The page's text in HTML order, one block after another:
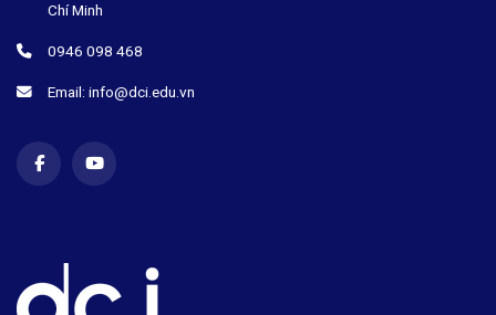
Chí Minh
0946 098 468
Email: info@dci.edu.vn